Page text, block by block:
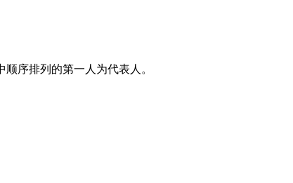
序排列的第一人为代表人。